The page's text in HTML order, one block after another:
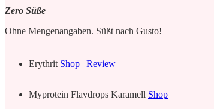
Zero Süße
Ohne Mengenangaben. Süßt nach Gusto!
Erythrit Shop | Review
Myprotein Flavdrops Karamell Shop